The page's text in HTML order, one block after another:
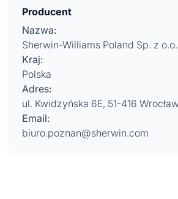
Producent
Nazwa:
Sherwin-Williams Poland Sp. z o.o.
Kraj:
Polska
Adres:
ul. Kwidzyńska 6E, 51-416
Email:
biuro.poznan@sherwin.com